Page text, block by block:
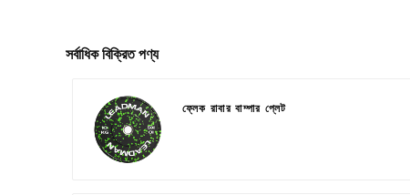
সর্বাধিক বিক্রিত পণ্য
ফ্লেক রাবার বাম্পার প্লেট